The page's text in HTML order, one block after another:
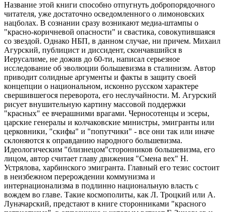
Название этой книги способно отпугнуть добропорядочного
читателя, уже достаточно осведомленного о лимоновских
нацболах. В сознании сразу возникают медиа-штампы о
"красно-коричневой опасности" и свастика, совокупившаяся
со звездой. Однако НБП, в данном случае, ни причем. Михаил
Агурский, публицист и диссидент, скончавшийся в
Иерусалиме, не дожив до 60-ти, написал серьезное
исследование об эволюции большевизма в сталинизм. Автор
приводит солидные аргументы и факты в защиту своей
концепции о национальном, исконно русском характере
свершившегося переворота, его неслучайности. М. Агурский
рисует внушительную картину массовой поддержки
"красных" ее вчерашними врагами. Черносотенцы и эсеры,
царские генералы и колчаковские министры, эмигранты или
церковники, "скифы" и "попутчики" - все они так или иначе
склоняются к оправданию народного большевизма.
Идеологическим "близнецом"сторонников большевизма, его
лицом, автор считает главу движения "Смена вех" Н.
Устрялова, харбинского эмигранта. Главный его тезис состоит
в неизбежном перерождении коммунизма и
интернационализма в подлинно национальную власть с
вождем во главе. Такие космополиты, как Л. Троцкий или А.
Луначарский, предстают в книге сторонниками "красного